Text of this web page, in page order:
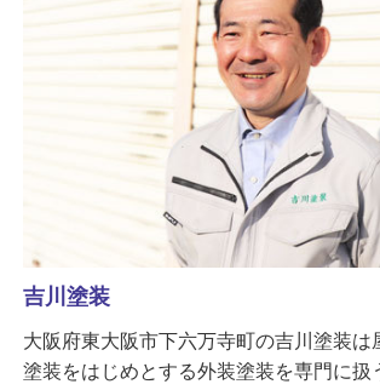
吉川塗装
大阪府東大阪市下六万寺町の吉川塗装は
塗装をはじめとする外装塗装を専門に扱